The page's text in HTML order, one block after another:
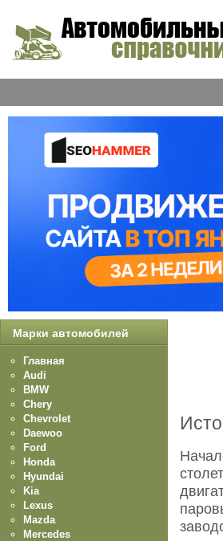
Марки автомобилей
Главная
Audi
BMW
Chery
Chevrolet
Daewoo
Ford
Honda
Hyundai
Kia
Lexus
Mazda
Mercedes